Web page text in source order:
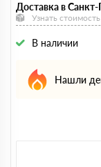
Доставка в
Узнать
В наличии
Нашли